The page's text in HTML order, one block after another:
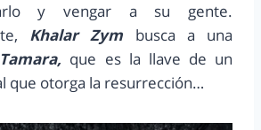
y vengar a su gente.
Khalar Zym busca a una
Tamara, que es la llave de un
que otorga la resurrección…